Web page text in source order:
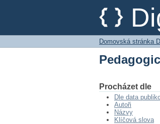
Domovská stránka
Procházet dle
Dle data
Autoři
Názvy
Klíčová slova